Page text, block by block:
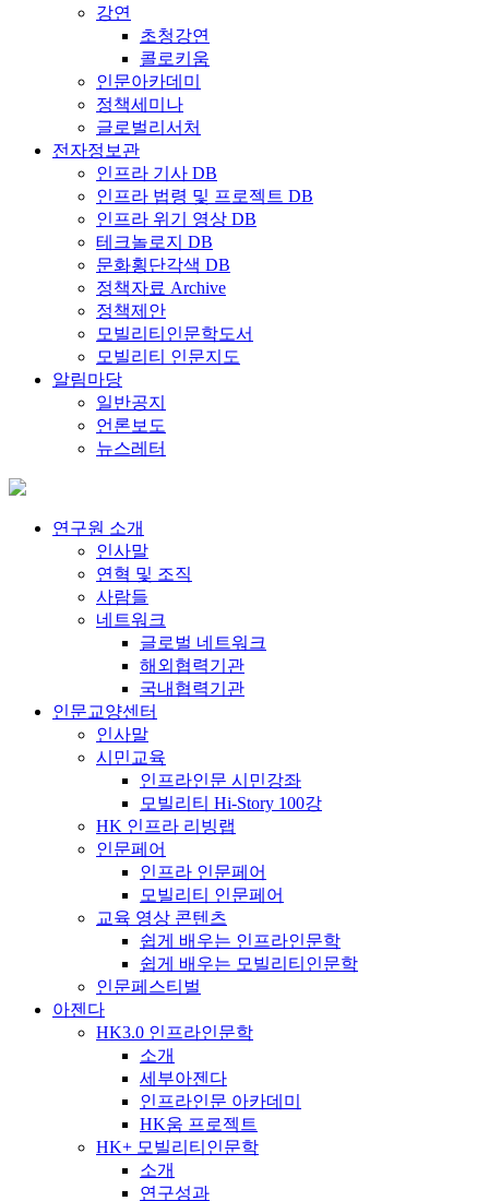
강연
초청강연
콜로키움
인문아카데미
정책세미나
글로벌리서처
전자정보관
인프라 기사 DB
인프라 법령 및 프로젝트 DB
인프라 위기 영상 DB
테크놀로지 DB
문화횡단각색 DB
정책자료 Archive
정책제안
모빌리티인문학도서
모빌리티 인문지도
알림마당
일반공지
언론보도
뉴스레터
연구원 소개
인사말
연혁 및 조직
사람들
네트워크
글로벌 네트워크
해외협력기관
국내협력기관
인문교양센터
인사말
시민교육
인프라인문 시민강좌
모빌리티 Hi-Story 100강
HK 인프라 리빙랩
인문페어
인프라 인문페어
모빌리티 인문페어
교육 영상 콘텐츠
쉽게 배우는 인프라인문학
쉽게 배우는 모빌리티인문학
인문페스티벌
아젠다
HK3.0 인프라인문학
소개
세부아젠다
인프라인문 아카데미
HK움 프로젝트
HK+ 모빌리티인문학
소개
연구성과